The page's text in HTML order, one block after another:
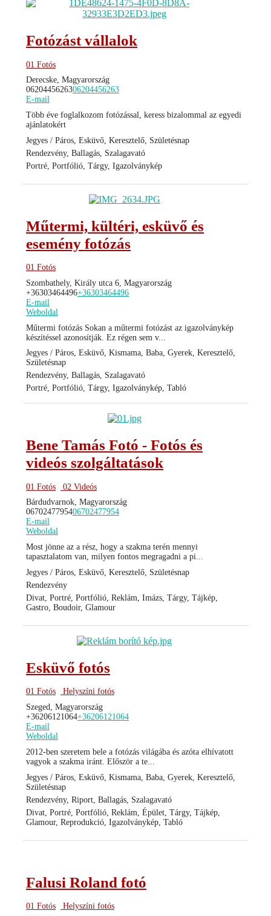
Fotózást vállalok
01 Fotós
Derecske, Magyarország
0620445626306204456263
E-mail
Több éve foglalkozom fotózással, keress bizalommal az egyedi
ajánlatokért
Jegyes / Páros, Esküvő, Keresztelő, Születésnap
Rendezvény, Ballagás, Szalagavató
Portré, Portfólió, Tárgy, Igazolványkép
Műtermi, kültéri, esküvő és
esemény fotózás
01 Fotós
Szombathely, Király utca 6, Magyarország
+36303464496+36303464496
E-mail
Weboldal
Műtermi fotózás Sokan a műtermi fotózást az igazolványkép
készítéssel azonosítják. Ez régen sem v...
Jegyes / Páros, Esküvő, Kismama, Baba, Gyerek, Keresztelő,
Születésnap
Rendezvény, Ballagás, Szalagavató
Portré, Portfólió, Tárgy, Igazolványkép, Tabló
Bene Tamás Fotó - Fotós és
videós szolgáltatások
01 Fotós
02 Videós
Bárdudvarnok, Magyarország
0670247795406702477954
E-mail
Weboldal
Most jönne az a rész, hogy a szakma terén mennyi
tapasztalatom van, milyen fontos megragadni a pi...
Jegyes / Páros, Esküvő, Keresztelő, Születésnap
Rendezvény
Divat, Portré, Portfólió, Reklám, Imázs, Tárgy, Tájkép,
Gastro, Boudoir, Glamour
Esküvő fotós
01 Fotós
Helyszíni fotós
Szeged, Magyarország
+36206121064+36206121064
E-mail
Weboldal
2012-ben szeretem bele a fotózás világába és azóta elhívatott
vagyok a szakma iránt. Először a te...
Jegyes / Páros, Esküvő, Kismama, Baba, Gyerek, Keresztelő,
Születésnap
Rendezvény, Riport, Ballagás, Szalagavató
Divat, Portré, Portfólió, Reklám, Épület, Tárgy, Tájkép,
Glamour, Reprodukció, Igazolványkép, Tabló
Falusi Roland fotó
01 Fotós
Helyszíni fotós